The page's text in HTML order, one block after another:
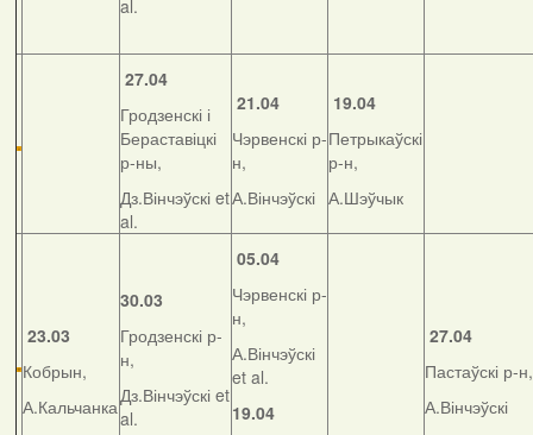
al.
27.04
Гродзенскі і
Бераставіцкі
р-ны,
Дз.Вінчэўскі et
al.
21.04
Чэрвенскі р-
н,
А.Вінчэўскі
19.04
Петрыкаўскі
р-н,
А.Шэўчык
23.03
Кобрын,
А.Кальчанка
30.03
Гродзенскі р-
н,
Дз.Вінчэўскі et
al.
05.04
Чэрвенскі р-
н,
А.Вінчэўскі
et al.
19.04
27.04
Пастаўскі р-н,
А.Вінчэўскі